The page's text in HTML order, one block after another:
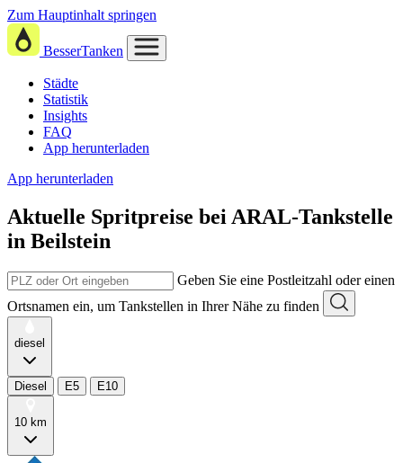
Zum Hauptinhalt springen
BesserTanken
Städte
Statistik
Insights
FAQ
App herunterladen
App herunterladen
Aktuelle Spritpreise bei ARAL-Tankstelle
in Beilstein
Geben Sie eine Postleitzahl oder einen
Ortsnamen ein, um Tankstellen in Ihrer Nähe zu finden
diesel
Diesel E5 E10
10 km